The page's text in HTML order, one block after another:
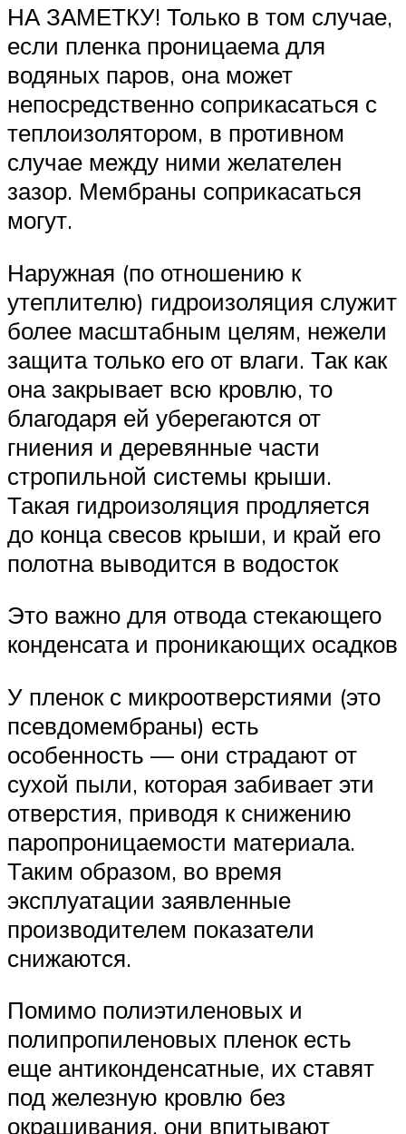
НА ЗАМЕТКУ! Только в том случае,
если пленка проницаема для
водяных паров, она может
непосредственно соприкасаться с
теплоизолятором, в противном
случае между ними желателен
зазор. Мембраны соприкасаться
могут.
Наружная (по отношению к
утеплителю) гидроизоляция служит
более масштабным целям, нежели
защита только его от влаги. Так как
она закрывает всю кровлю, то
благодаря ей уберегаются от
гниения и деревянные части
стропильной системы крыши.
Такая гидроизоляция продляется
до конца свесов крыши, и край его
полотна выводится в водосток
Это важно для отвода стекающего
конденсата и проникающих осадков
У пленок с микроотверстиями (это
псевдомембраны) есть
особенность — они страдают от
сухой пыли, которая забивает эти
отверстия, приводя к снижению
паропроницаемости материала.
Таким образом, во время
эксплуатации заявленные
производителем показатели
снижаются.
Помимо полиэтиленовых и
полипропиленовых пленок есть
еще антиконденсатные, их ставят
под железную кровлю без
окрашивания, они впитывают